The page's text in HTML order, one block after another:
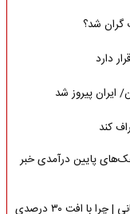
گران شد؟
ایران پیروز شد
کند
پایین درآمدی خبر
ماجرای جهش میلیونی قیمت گوشت ۴ هزار تومانی | چرا با افت ۳۰ درصدی